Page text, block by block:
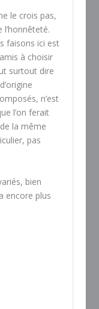
le crois pas,
l’honnêteté.
faisons ici est
à choisir
surtout dire
n’est
l’on ferait
la même
pas
bien
encore plus